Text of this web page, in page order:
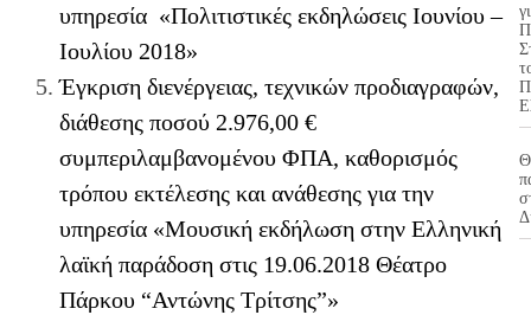
υπηρεσία «Πολιτιστικές εκδηλώσεις Ιουνίου –
Ιουλίου 2018»
Έγκριση διενέργειας, τεχνικών προδιαγραφών,
διάθεσης ποσού 2.976,00 €
συμπεριλαμβανομένου ΦΠΑ, καθορισμός
τρόπου εκτέλεσης και ανάθεσης για την
υπηρεσία «Μουσική εκδήλωση στην Ελληνική
λαϊκή παράδοση στις 19.06.2018 Θέατρο
Πάρκου “Αντώνης Τρίτσης”»